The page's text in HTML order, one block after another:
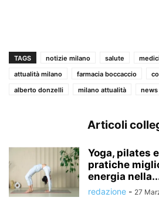
TAGS notizie milano salute
attualità milano
farmacia boccaccio
alberto donzelli
milano attualità
Articoli
Yoga, pilates
pratiche
energia
redazione - 27